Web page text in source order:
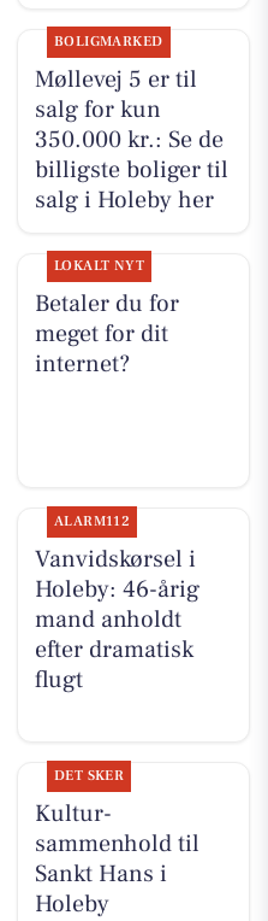
BOLIGMARKED
Møllevej 5 er til
salg for kun
350.000 kr.: Se de
billigste boliger til
salg i Holeby her
LOKALT NYT
Betaler du for
meget for dit
internet?
ALARM112
Vanvidskørsel i
Holeby: 46-årig
mand anholdt
efter dramatisk
flugt
DET SKER
Kultur-
sammenhold til
Sankt Hans i
Holeby